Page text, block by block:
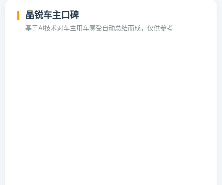
晶锐车主口碑
基于AI技术对车主用车感受自动总结而成，仅供参考